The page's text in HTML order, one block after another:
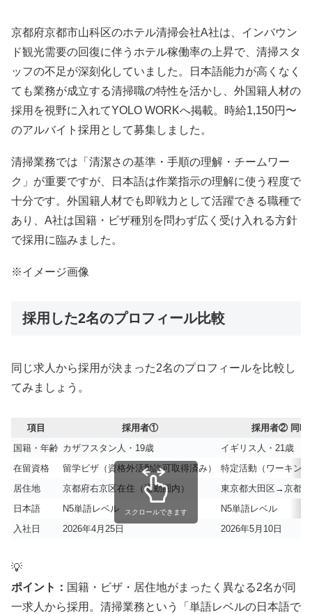
京都府京都市山科区のホテル清掃会社A社は、インバウン
ド観光需要の回復に伴うホテル稼働率の上昇で、清掃スタ
ッフの不足が深刻化していました。日本語能力が高くなく
ても業務が成立する清掃職の特性を活かし、外国籍人材の
採用を視野に入れてYOLO WORKへ掲載。時給1,150円〜
のアルバイト採用として募集しました。
清掃業務では「清潔さの基準・手順の理解・チームワー
ク」が重要ですが、日本語は作業指示の理解に使う程度で
十分です。外国籍人材でも即戦力として活躍できる職種で
あり、A社は国籍・ビザ種別を問わず広く受け入れる方針
で採用に臨みました。
※イメージ画像
採用した2名のプロフィール比較
同じ求人から採用が決まった2名のプロフィールを比較し
てみましょう。
項目 採用者① 採用者② 同時
国籍・年齢 カザフスタン人・19歳
イギリス人・21歳
在留資格
留学ビザ（資格外活動許可取得済み）
特定活動（ワーキン
居住地
京都府右京区在住（通勤圏内）
東京都大田区→京都
日本語
N5単語レベル
N5単語レベル
入社日
2026年4月25日 2026年5月10日
スクロールできます
💡
ポイント： 国籍・ビザ・居住地がまったく異なる2名が同
一求人から採用。清掃業務という「単語レベルの日本語で